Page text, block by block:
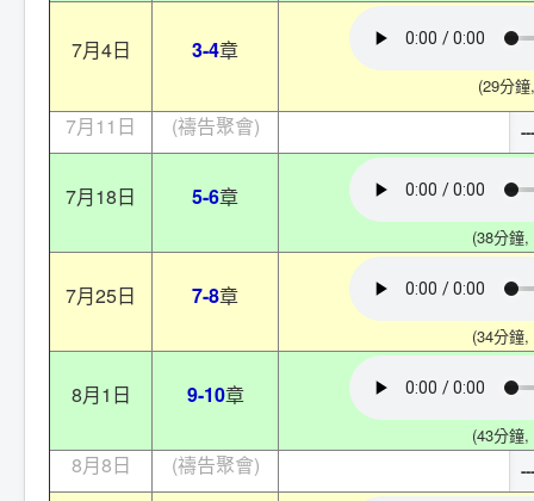
7月4日 3-4章
(29分
7月11日 (禱告聚會) ---
7月18日 5-6章
(38分鐘
7月25日 7-8章
(34分鐘
8月1日 9-10章
(43分鐘
8月8日 (禱告聚會) ---